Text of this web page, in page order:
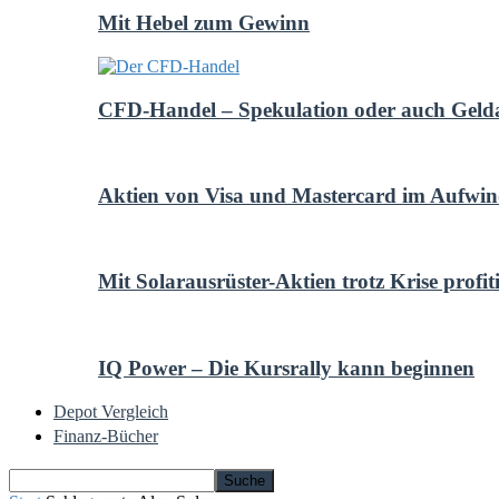
Mit Hebel zum Gewinn
CFD-Handel – Spekulation oder auch
Aktien von Visa und Mastercard im
Mit Solarausrüster-Aktien trotz Krise
IQ Power – Die Kursrally kann beginnen
Depot Vergleich
Finanz-Bücher